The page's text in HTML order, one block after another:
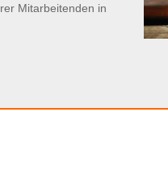
Mitarbeitenden in